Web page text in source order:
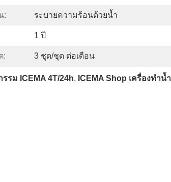
: ระบายความร้อนด้วยน้ำ
1 ปี
: 3 ชุด/ชุด ต่อเดือน
รม ICEMA 4T/24h, ICEMA Shop เครื่องทำน้